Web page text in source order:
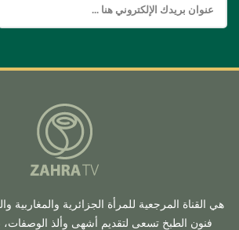
هي القناة المرجعية للمرأة الجزائرية والمغاربية
فنون الطبخ تسعى لتقديم أشهى وألذ الوصفات،